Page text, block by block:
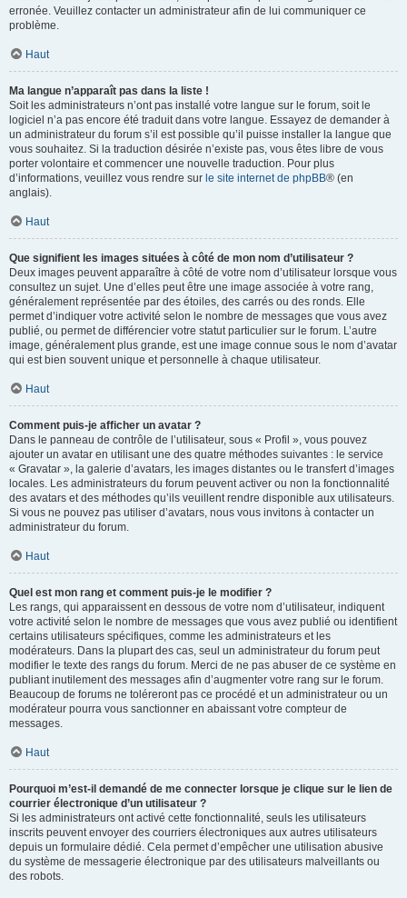
erronée. Veuillez contacter un administrateur afin de lui communiquer ce
problème.
Haut
Ma langue n’apparaît pas dans la liste !
Soit les administrateurs n’ont pas installé votre langue sur le forum, soit le
logiciel n’a pas encore été traduit dans votre langue. Essayez de demander à
un administrateur du forum s’il est possible qu’il puisse installer la langue que
vous souhaitez. Si la traduction désirée n’existe pas, vous êtes libre de vous
porter volontaire et commencer une nouvelle traduction. Pour plus
d’informations, veuillez vous rendre sur le site internet de phpBB® (en
anglais).
Haut
Que signifient les images situées à côté de mon nom d’utilisateur ?
Deux images peuvent apparaître à côté de votre nom d’utilisateur lorsque vous
consultez un sujet. Une d’elles peut être une image associée à votre rang,
généralement représentée par des étoiles, des carrés ou des ronds. Elle
permet d’indiquer votre activité selon le nombre de messages que vous avez
publié, ou permet de différencier votre statut particulier sur le forum. L’autre
image, généralement plus grande, est une image connue sous le nom d’avatar
qui est bien souvent unique et personnelle à chaque utilisateur.
Haut
Comment puis-je afficher un avatar ?
Dans le panneau de contrôle de l’utilisateur, sous « Profil », vous pouvez
ajouter un avatar en utilisant une des quatre méthodes suivantes : le service
« Gravatar », la galerie d’avatars, les images distantes ou le transfert d’images
locales. Les administrateurs du forum peuvent activer ou non la fonctionnalité
des avatars et des méthodes qu’ils veuillent rendre disponible aux utilisateurs.
Si vous ne pouvez pas utiliser d’avatars, nous vous invitons à contacter un
administrateur du forum.
Haut
Quel est mon rang et comment puis-je le modifier ?
Les rangs, qui apparaissent en dessous de votre nom d’utilisateur, indiquent
votre activité selon le nombre de messages que vous avez publié ou identifient
certains utilisateurs spécifiques, comme les administrateurs et les
modérateurs. Dans la plupart des cas, seul un administrateur du forum peut
modifier le texte des rangs du forum. Merci de ne pas abuser de ce système en
publiant inutilement des messages afin d’augmenter votre rang sur le forum.
Beaucoup de forums ne toléreront pas ce procédé et un administrateur ou un
modérateur pourra vous sanctionner en abaissant votre compteur de
messages.
Haut
Pourquoi m’est-il demandé de me connecter lorsque je clique sur le lien de
courrier électronique d’un utilisateur ?
Si les administrateurs ont activé cette fonctionnalité, seuls les utilisateurs
inscrits peuvent envoyer des courriers électroniques aux autres utilisateurs
depuis un formulaire dédié. Cela permet d’empêcher une utilisation abusive
du système de messagerie électronique par des utilisateurs malveillants ou
des robots.